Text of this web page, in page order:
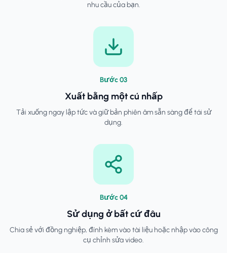
nhu cầu của bạn.
Bước03
Xuất bằng một cú nhấp
Tải xuống ngay lập tức và giữ bản phiên âm sẵn sàng để tái sử
dụng.
Bước04
Sử dụng ở bất cứ đâu
Chia sẻ với đồng nghiệp, đính kèm vào tài liệu hoặc nhập vào công
cụ chỉnh sửa video.